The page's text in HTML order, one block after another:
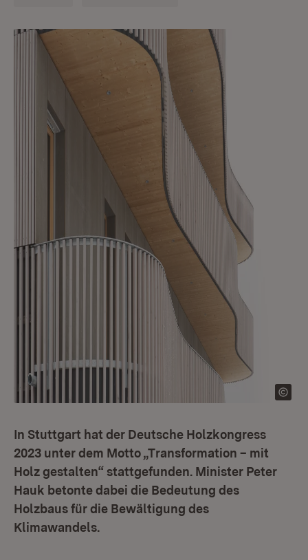
In Stuttgart hat der Deutsche Holzkongress
2023 unter dem Motto „Transformation – mit
Holz gestalten“ stattgefunden. Minister Peter
Hauk betonte dabei die Bedeutung des
Holzbaus für die Bewältigung des
Klimawandels.